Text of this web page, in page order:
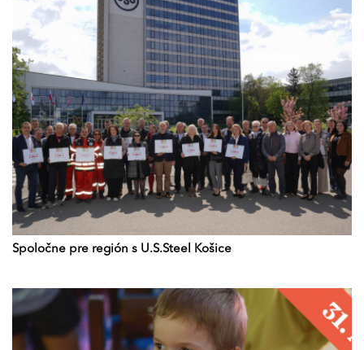
Spoločne pre región s U.S.Steel Košice